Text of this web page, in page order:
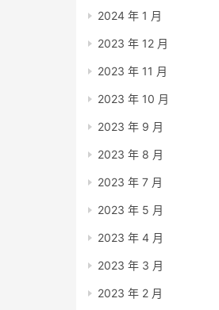
2024 年 1 月
2023 年 12 月
2023 年 11 月
2023 年 10 月
2023 年 9 月
2023 年 8 月
2023 年 7 月
2023 年 5 月
2023 年 4 月
2023 年 3 月
2023 年 2 月